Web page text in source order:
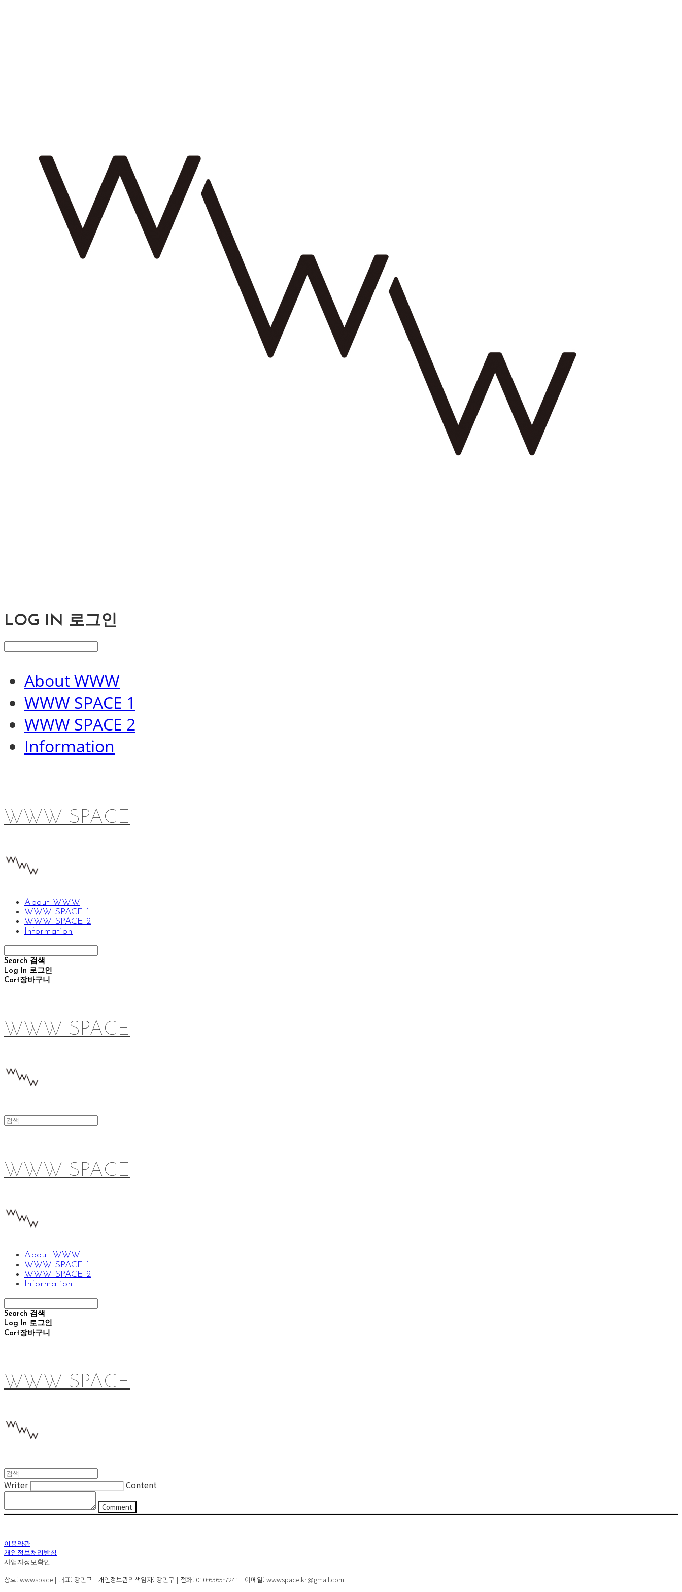
LOG IN 로그인
About WWW
WWW SPACE 1
WWW SPACE 2
Information
WWW SPACE
About WWW
WWW SPACE 1
WWW SPACE 2
Information
Search 검색
Log In 로그인
Cart장바구니
WWW SPACE
WWW SPACE
About WWW
WWW SPACE 1
WWW SPACE 2
Information
Search 검색
Log In 로그인
Cart장바구니
WWW SPACE
Writer Content
Comment
이용약관
개인정보처리방침
사업자정보확인
상호: wwwspace | 대표: 강민구 | 개인정보관리책임자: 강민구 | 전화: 010-6365-7241 | 이메일: wwwspace.kr@gmail.com